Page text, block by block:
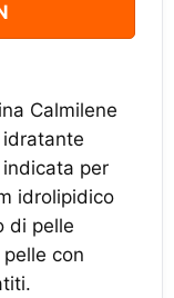
Calmilene
per
idrolipidico
di pelle
con